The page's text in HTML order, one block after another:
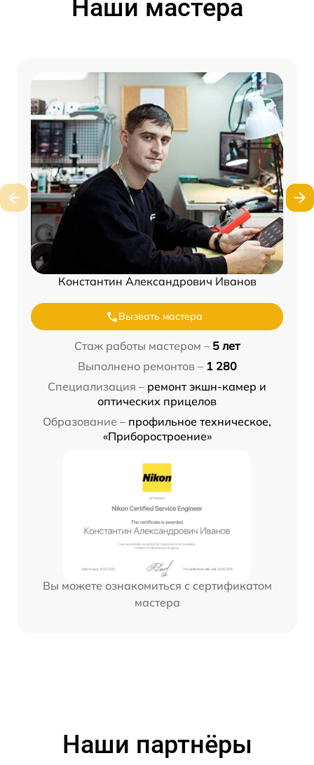
Наши мастера
Константин Александрович Иванов
Вызвать мастера
Стаж работы мастером – 5 лет
Выполнено ремонтов – 1 280
Специализация – ремонт экшн-камер и
оптических прицелов
Образование – профильное техническое,
«Приборостроение»
Вы можете ознакомиться с сертификатом
мастера
Наши партнёры